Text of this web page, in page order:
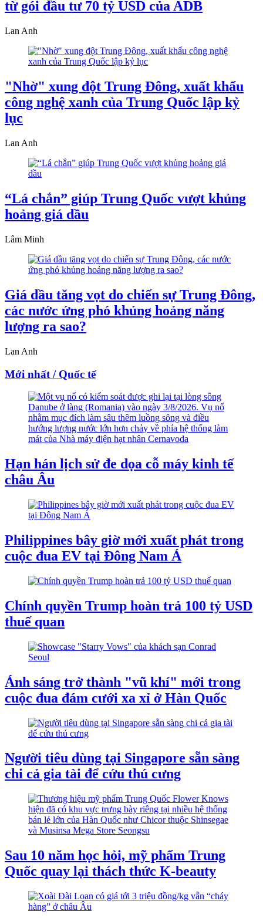
từ gói đầu tư 70 tỷ USD của ADB
Lan Anh
"Nhờ" xung đột Trung Đông, xuất khẩu
công nghệ xanh của Trung Quốc lập kỷ
lục
Lan Anh
“Lá chắn” giúp Trung Quốc vượt khủng
hoảng giá dầu
Lâm Minh
Giá dầu tăng vọt do chiến sự Trung Đông,
các nước ứng phó khủng hoảng năng
lượng ra sao?
Lan Anh
Mới nhất / Quốc tế
Hạn hán lịch sử đe dọa cỗ máy kinh tế
châu Âu
Philippines bây giờ mới xuất phát trong
cuộc đua EV tại Đông Nam Á
Chính quyền Trump hoàn trả 100 tỷ USD
thuế quan
Ánh sáng trở thành "vũ khí" mới trong
cuộc đua đám cưới xa xỉ ở Hàn Quốc
Người tiêu dùng tại Singapore sẵn sàng
chi cả gia tài để cứu thú cưng
Sau 10 năm học hỏi, mỹ phẩm Trung
Quốc quay lại thách thức K-beauty